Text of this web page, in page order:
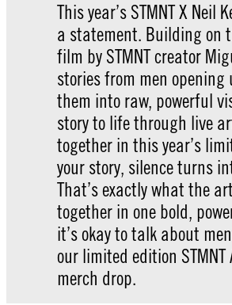
This year’s STMNT X
a statement. Building on
film by STMNT creator
stories from men
them into raw, powerful
story to life through live
together in this year’s
your story, silence turns
That’s exactly what the
together in one bold,
it’s okay to talk about
our limited edition
merch drop.